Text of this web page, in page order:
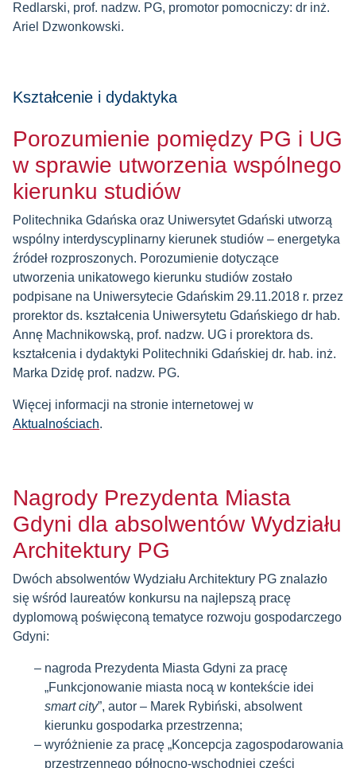
Redlarski, prof. nadzw. PG, promotor pomocniczy: dr inż.
Ariel Dzwonkowski.
Kształcenie i dydaktyka
Porozumienie pomiędzy PG i UG
w sprawie utworzenia wspólnego
kierunku studiów
Politechnika Gdańska oraz Uniwersytet Gdański utworzą
wspólny interdyscyplinarny kierunek studiów – energetyka
źródeł rozproszonych. Porozumienie dotyczące
utworzenia unikatowego kierunku studiów zostało
podpisane na Uniwersytecie Gdańskim 29.11.2018 r. przez
prorektor ds. kształcenia Uniwersytetu Gdańskiego dr hab.
Annę Machnikowską, prof. nadzw. UG i prorektora ds.
kształcenia i dydaktyki Politechniki Gdańskiej dr. hab. inż.
Marka Dzidę prof. nadzw. PG.
Więcej informacji na stronie internetowej w
Aktualnościach.
Nagrody Prezydenta Miasta
Gdyni dla absolwentów Wydziału
Architektury PG
Dwóch absolwentów Wydziału Architektury PG znalazło
się wśród laureatów konkursu na najlepszą pracę
dyplomową poświęconą tematyce rozwoju gospodarczego
Gdyni:
nagroda Prezydenta Miasta Gdyni za pracę
„Funkcjonowanie miasta nocą w kontekście idei
smart city”, autor – Marek Rybiński, absolwent
kierunku gospodarka przestrzenna;
wyróżnienie za pracę „Koncepcja zagospodarowania
przestrzennego północno-wschodniej części